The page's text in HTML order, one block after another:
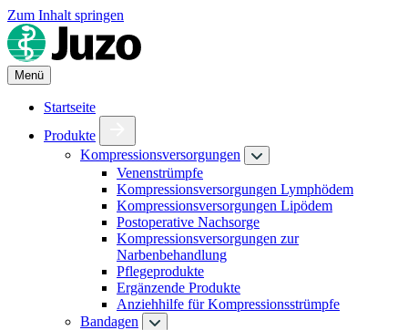
Zum Inhalt springen
Menü
Startseite
Produkte
Kompressionsversorgungen
Venenstrümpfe
Kompressionsversorgungen Lymphödem
Kompressionsversorgungen Lipödem
Postoperative Nachsorge
Kompressionsversorgungen zur
Narbenbehandlung
Pflegeprodukte
Ergänzende Produkte
Anziehhilfe für Kompressionsstrümpfe
Bandagen